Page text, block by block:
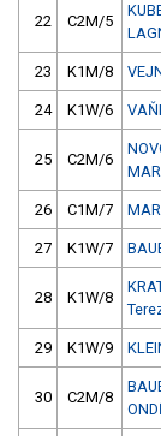
22 C2M/5
23 K1M/8
24 K1W/6
25 C2M/6
26 C1M/7
27 K1W/7
28 K1W/8
29 K1W/9
30 C2M/8